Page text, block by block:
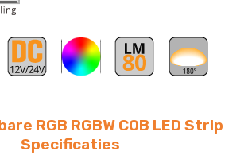
RGB
RGB RGBW COB LED Strip
Specificaties